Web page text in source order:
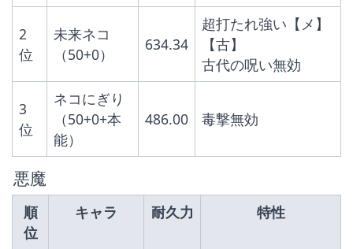
2
位
未来ネコ
（50+0）
634.34
超打たれ強い【メ】
【古】
古代の呪い無効
3
位
ネコにぎり
（50+0+本
能）
486.00 毒撃無効
悪魔
順
位
キャラ 耐久力 特性